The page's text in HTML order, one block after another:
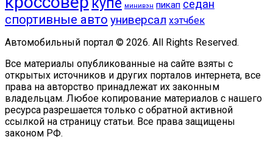
минивэн пикап седан
спортивные авто универсал хэтчбек
Автомобильный портал © 2026. All Rights Reserved.
Все материалы опубликованные на сайте взяты с
открытых источников и других порталов интернета, все
права на авторство принадлежат их законным
владельцам. Любое копирование материалов с нашего
ресурса разрешается только с обратной активной
ссылкой на страницу статьи. Все права защищены
законом РФ.